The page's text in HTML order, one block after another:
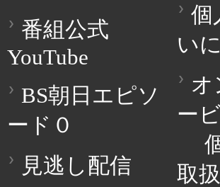
番組公式
YouTube
BS朝日エピソ
ード０
見逃し配信
個
い
オ
ー
個
取